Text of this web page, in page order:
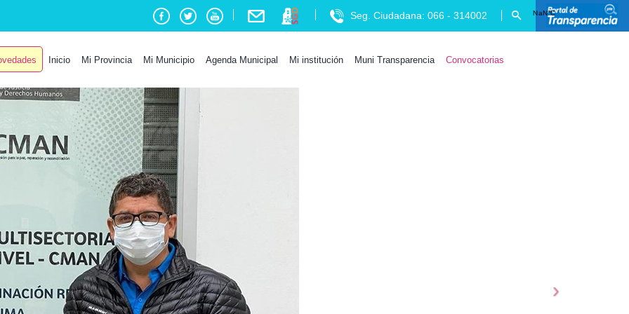
Seg. Ciudadana: 066 - 314002
Inicio Mi Provincia Mi Municipio Agenda Municipal Mi institución Muni Transparencia Convocatorias